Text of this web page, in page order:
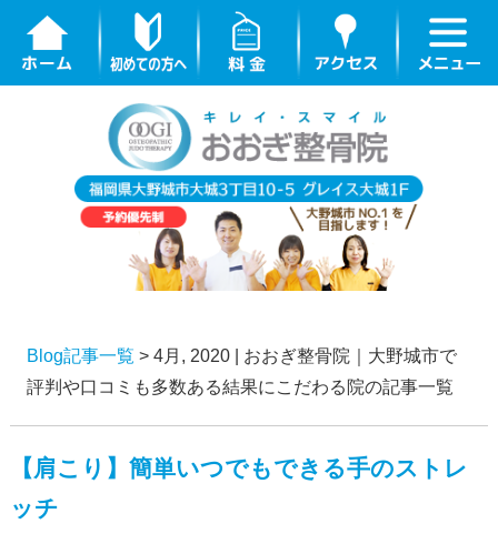
Blog記事一覧 > 4月, 2020 | おおぎ整骨院｜大野城市で
評判や口コミも多数ある結果にこだわる院の記事一覧
【肩こり】簡単いつでもできる手のストレ
ッチ